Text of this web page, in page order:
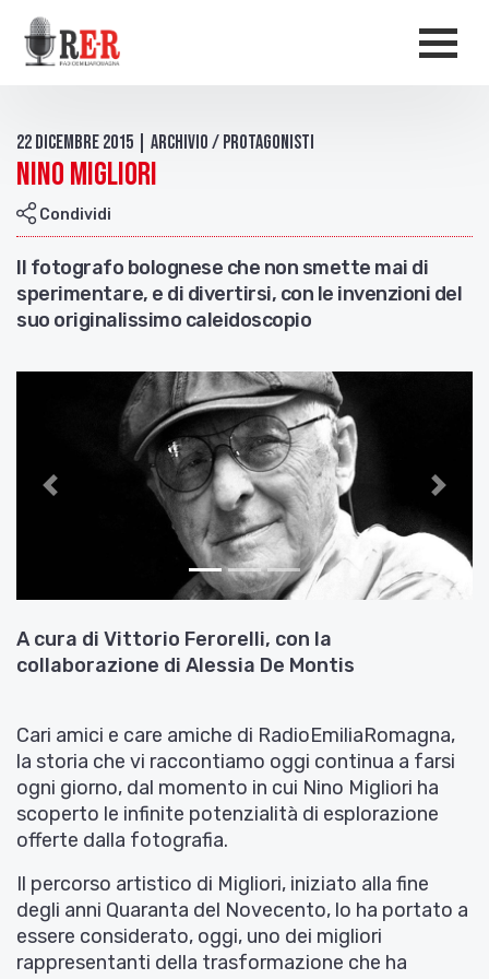
Salta al contenuto principale
22 Dicembre 2015 | Archivio / Protagonisti
Nino Migliori
Condividi
Il fotografo bolognese che non smette mai di
sperimentare, e di divertirsi, con le invenzioni del
suo originalissimo caleidoscopio
Indietro
A cura di Vittorio Ferorelli, con la
collaborazione di Alessia De Montis
Cari amici e care amiche di RadioEmiliaRomagna,
la storia che vi raccontiamo oggi continua a farsi
ogni giorno, dal momento in cui Nino Migliori ha
scoperto le infinite potenzialità di esplorazione
offerte dalla fotografia.
Il percorso artistico di Migliori, iniziato alla fine
degli anni Quaranta del Novecento, lo ha portato a
essere considerato, oggi, uno dei migliori
rappresentanti della trasformazione che ha